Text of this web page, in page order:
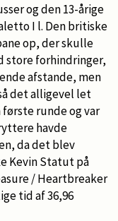
og den 13-årige
I l. Den britiske
op, der skulle
store forhindringer,
afstande, men
det alligevel let
runde og var
havde
da det blev
Kevin Statut på
/ Heartbreaker
tid af 36,96